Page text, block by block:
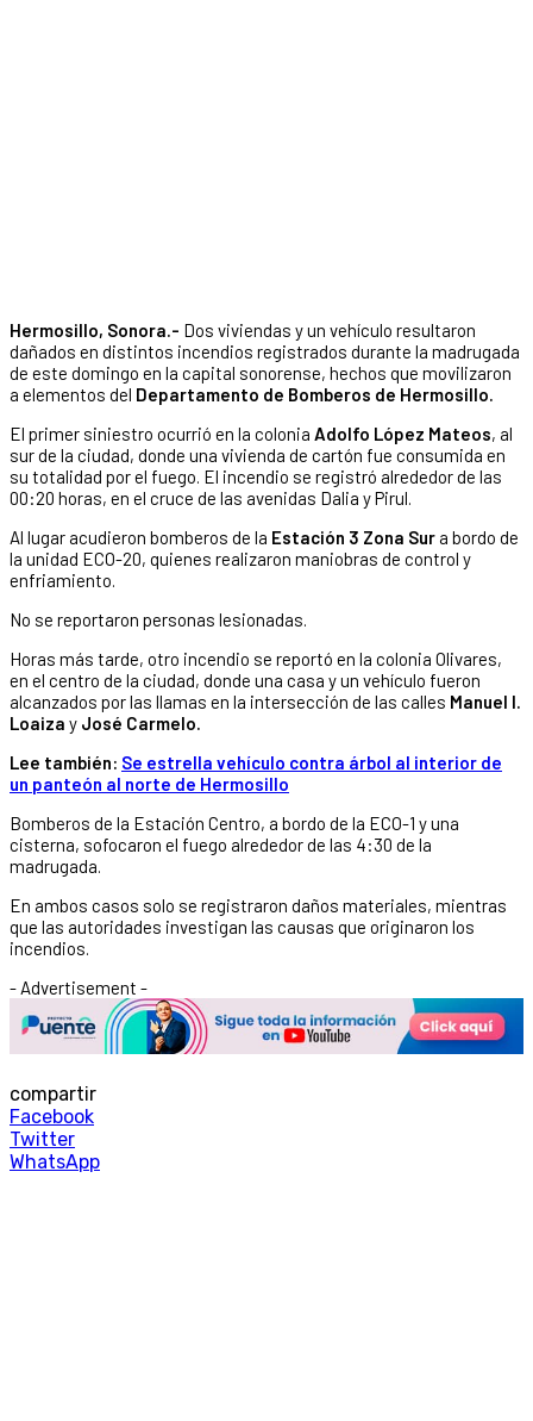
Hermosillo, Sonora.- Dos viviendas y un vehículo resultaron
dañados en distintos incendios registrados durante la madrugada
de este domingo en la capital sonorense, hechos que movilizaron
a elementos del Departamento de Bomberos de Hermosillo.
El primer siniestro ocurrió en la colonia Adolfo López Mateos, al
sur de la ciudad, donde una vivienda de cartón fue consumida en
su totalidad por el fuego. El incendio se registró alrededor de las
00:20 horas, en el cruce de las avenidas Dalia y Pirul.
Al lugar acudieron bomberos de la Estación 3 Zona Sur a bordo de
la unidad ECO-20, quienes realizaron maniobras de control y
enfriamiento.
No se reportaron personas lesionadas.
Horas más tarde, otro incendio se reportó en la colonia Olivares,
en el centro de la ciudad, donde una casa y un vehículo fueron
alcanzados por las llamas en la intersección de las calles Manuel I.
Loaiza y José Carmelo.
Lee también: Se estrella vehículo contra árbol al interior de
un panteón al norte de Hermosillo
Bomberos de la Estación Centro, a bordo de la ECO-1 y una
cisterna, sofocaron el fuego alrededor de las 4:30 de la
madrugada.
En ambos casos solo se registraron daños materiales, mientras
que las autoridades investigan las causas que originaron los
incendios.
- Advertisement -
compartir
Facebook
Twitter
WhatsApp